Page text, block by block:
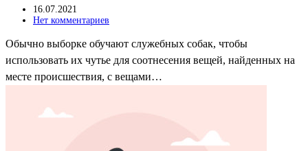
16.07.2021
Нет комментариев
Обычно выборке обучают служебных собак, чтобы
использовать их чутье для соотнесения вещей, найденных на
месте происшествия, с вещами…